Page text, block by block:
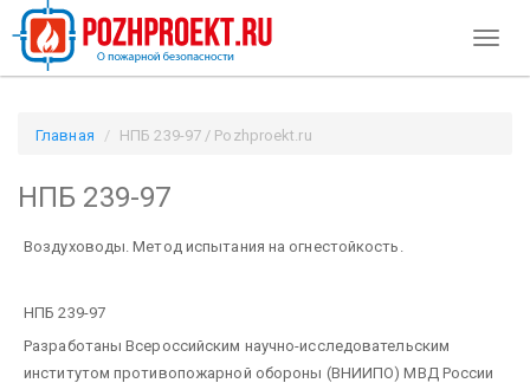
Главная НПБ 239-97 / Pozhproekt.ru
НПБ 239-97
Воздуховоды. Метод испытания на огнестойкость.
НПБ 239-97
Разработаны Всероссийским научно-исследовательским
институтом противопожарной обороны (ВНИИПО) МВД России